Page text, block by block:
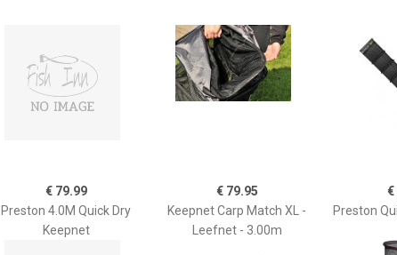
€ 79.99
Preston 4.0M Quick Dry
Keepnet
€ 79.95
Keepnet Carp Match XL -
Leefnet - 3.00m
€
Preston